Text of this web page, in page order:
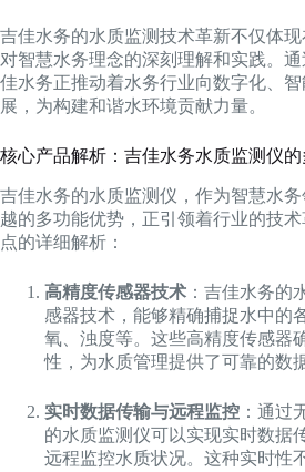
吉佳水务的水质监测技术革新不仅体
对智慧水务理念的深刻理解和实践。
佳水务正推动着水务行业向数字化、
展，为构建和谐水环境贡献力量。
核心产品解析：吉佳水务水质监测仪
吉佳水务的水质监测仪，作为智慧水
越的多功能优势，正引领着行业的技
点的详细解析：
高精度传感器技术 ：吉佳水务的
感器技术，能够精确捕捉水中的
氧、浊度等。这些高精度传感器
性，为水质管理提供了可靠的数
实时数据传输与远程监控 ：通过
的水质监测仪可以实现实时数据
远程监控水质状况。这种实时性